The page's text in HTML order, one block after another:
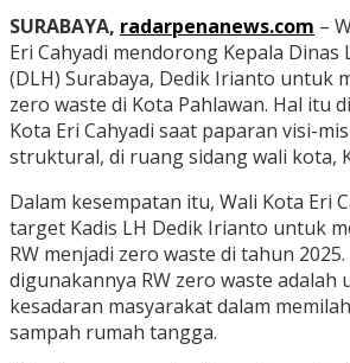
SURABAYA, radarpenanews.com –
Eri Cahyadi mendorong Kepala
(DLH) Surabaya, Dedik Irianto untuk
zero waste di Kota Pahlawan. Hal itu
Kota Eri Cahyadi saat paparan visi-
struktural, di ruang sidang wali kota,
Dalam kesempatan itu, Wali Kota Eri
target Kadis LH Dedik Irianto untuk
RW menjadi zero waste di tahun
digunakannya RW zero waste adalah
kesadaran masyarakat dalam
sampah rumah tangga.